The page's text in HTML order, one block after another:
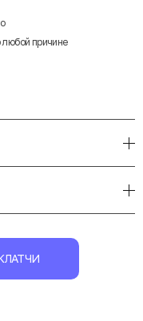
любой причине